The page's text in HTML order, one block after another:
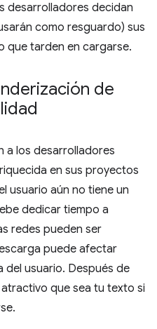
desarrolladores decidan
como resguardo) sus
que tarden en cargarse.
de
a los desarrolladores
en sus proyectos
usuario aún no tiene un
dedicar tiempo a
redes pueden ser
puede afectar
del usuario. Después de
que sea tu texto si